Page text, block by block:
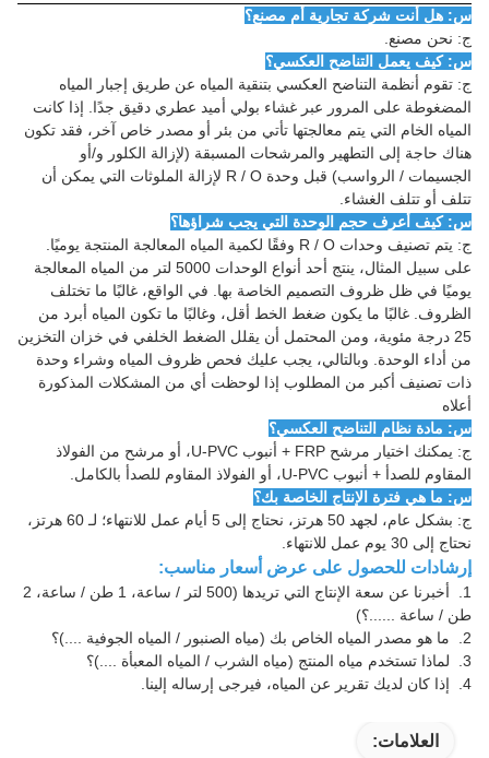
س: هل أنت شركة تجارية أم مصنع؟
ج: نحن مصنع.
س: كيف يعمل التناضح العكسي؟
ج: تقوم أنظمة التناضح العكسي بتنقية المياه عن طريق إجبار المياه
المضغوطة على المرور عبر غشاء بولي أميد عطري دقيق جدًا. إذا كانت
المياه الخام التي يتم معالجتها تأتي من بئر أو مصدر خاص آخر، فقد تكون
هناك حاجة إلى التطهير والمرشحات المسبقة (لإزالة الكلور و/أو
الجسيمات / الرواسب) قبل وحدة R / O لإزالة الملوثات التي يمكن أن
تتلف أو تتلف الغشاء.
س: كيف أعرف حجم الوحدة التي يجب شراؤها؟
ج: يتم تصنيف وحدات R / O وفقًا لكمية المياه المعالجة المنتجة يوميًا.
على سبيل المثال، ينتج أحد أنواع الوحدات 5000 لتر من المياه المعالجة
يوميًا في ظل ظروف التصميم الخاصة بها. في الواقع، غالبًا ما تختلف
الظروف. غالبًا ما يكون ضغط الخط أقل، وغالبًا ما تكون المياه أبرد من
25 درجة مئوية، ومن المحتمل أن يقلل الضغط الخلفي في خزان التخزين
من أداء الوحدة. وبالتالي، يجب عليك فحص ظروف المياه وشراء وحدة
ذات تصنيف أكبر من المطلوب إذا لوحظت أي من المشكلات المذكورة
أعلاه
س: مادة نظام التناضح العكسي؟
ج: يمكنك اختيار مرشح FRP + أنبوب U-PVC، أو مرشح من الفولاذ
المقاوم للصدأ + أنبوب U-PVC، أو الفولاذ المقاوم للصدأ بالكامل.
س: ما هي فترة الإنتاج الخاصة بك؟
ج: بشكل عام، لجهد 50 هرتز، نحتاج إلى 5 أيام عمل للانتهاء؛ لـ 60 هرتز،
نحتاج إلى 30 يوم عمل للانتهاء.
إرشادات للحصول على عرض أسعار مناسب:
1.
أخبرنا عن سعة الإنتاج التي تريدها (500 لتر / ساعة، 1 طن / ساعة، 2
طن / ساعة ......؟)
2.
ما هو مصدر المياه الخاص بك (مياه الصنبور / المياه الجوفية ....)؟
3.
لماذا تستخدم مياه المنتج (مياه الشرب / المياه المعبأة ....)؟
4.
إذا كان لديك تقرير عن المياه، فيرجى إرساله إلينا.
العلامات: